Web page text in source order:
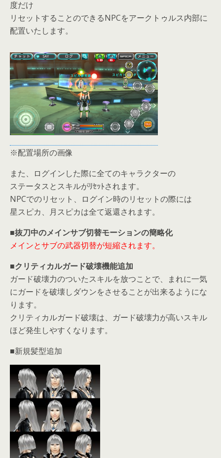
度だけ
リセットすることのできるNPCをアークトゥルス内部に
配置いたします。
※配置場所の画像
また、ログインした際に全てのキャラクターの
ステータスとスキルがﾘｾｯﾄされます。
NPCでのリセット、ログイン時のリセットの際には
星スピカ、月スピカは全て返還されます。
■抜刀中のメインサブ切替モーションの簡略化
メインとサブの武器切替が短縮されます。
■クリティカルガード破壊機能追加
ガード破壊力のついたスキルを放つことで、まれに一気
にガードを破壊しダウンをさせることが出来るようにな
ります。
クリティカルガード破壊は、ガード破壊力が高いスキル
ほど発生しやすくなります。
■新規髪型追加